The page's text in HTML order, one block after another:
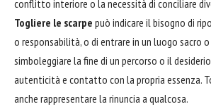
conflitto interiore o la necessità di conciliare
Togliere le scarpe può indicare il bisogno di
o responsabilità, o di entrare in un luogo sacro
simboleggiare la fine di un percorso o il
autenticità e contatto con la propria essenza.
anche rappresentare la rinuncia a qualcosa.